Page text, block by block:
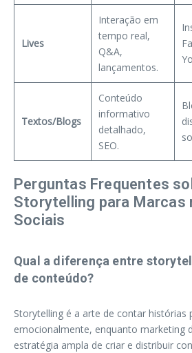
Lives
Interação em
tempo real,
Q&A,
lançamentos.
Textos/Blogs
Conteúdo
informativo
detalhado,
SEO.
Perguntas Frequentes
Storytelling para Marcas
Sociais
Qual a diferença entre
de conteúdo?
Storytelling é a arte de contar histórias
emocionalmente, enquanto marketing
estratégia ampla de criar e distribuir